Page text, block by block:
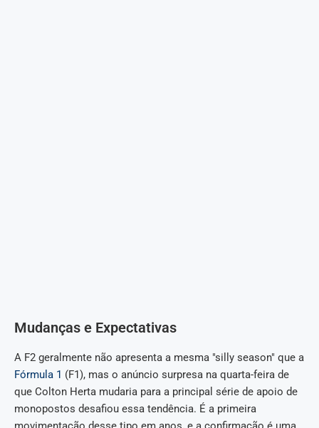
Mudanças e Expectativas
A F2 geralmente não apresenta a mesma "silly season" que a
Fórmula 1 (F1), mas o anúncio surpresa na quarta-feira de
que Colton Herta mudaria para a principal série de apoio de
monopostos desafiou essa tendência. É a primeira